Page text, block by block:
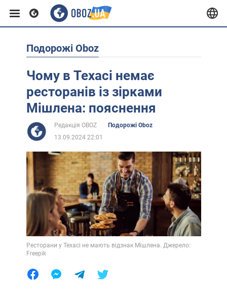
Європа
США
Африка
Життя
Лайфхаки
Подорожі Oboz
Чому в Техасі немає
ресторанів із зірками
Мішлена: пояснення
Редакція OBOZ
Подорожі Oboz
13.09.2024 22:01
Ресторани у Техасі не мають відзнак Мішлена. Джерело:
Freepik